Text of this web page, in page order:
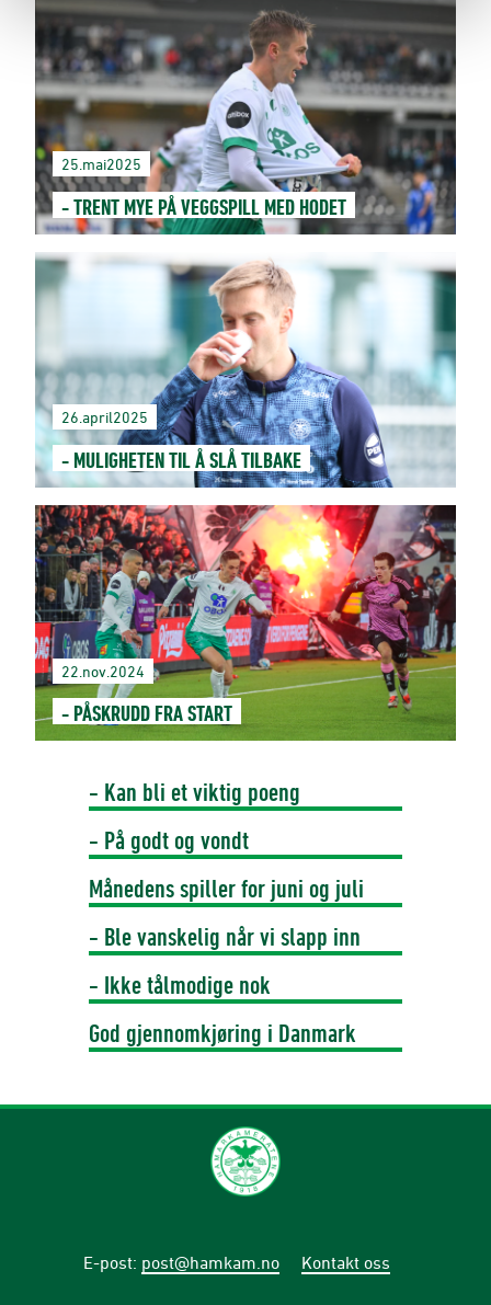
25.mai2025
- TRENT MYE PÅ VEGGSPILL MED HODET
26.april2025
- MULIGHETEN TIL Å SLÅ TILBAKE
22.nov.2024
- PÅSKRUDD FRA START
- Kan bli et viktig poeng
- På godt og vondt
Månedens spiller for juni og juli
- Ble vanskelig når vi slapp inn
- Ikke tålmodige nok
God gjennomkjøring i Danmark
E-post: post@hamkam.no Kontakt oss